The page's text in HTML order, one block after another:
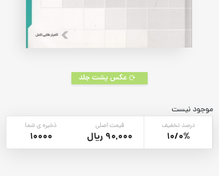
عکس پشت جلد
موجود نیست
درصد تخفیف
10/0%
قیمت اصلی
90,000 ریال
ذخیره ی شما
10000